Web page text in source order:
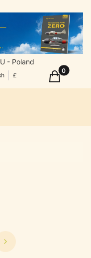
- Poland
£ Products
Cart
Next products